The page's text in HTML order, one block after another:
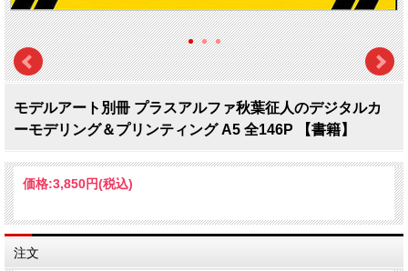
モデルアート別冊 プラスアルファ秋葉征人のデジタルカ
ーモデリング＆プリンティング A5 全146P 【書籍】
価格:3,850円(税込)
注文